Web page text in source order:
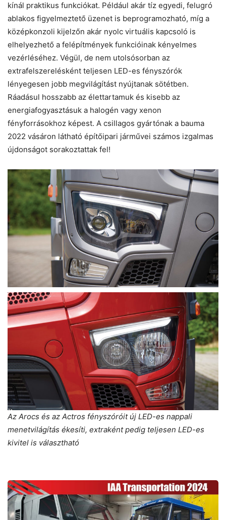
kínál praktikus funkciókat. Például akár tíz egyedi, felugró
ablakos figyelmeztető üzenet is beprogramozható, míg a
középkonzoli kijelzőn akár nyolc virtuális kapcsoló is
elhelyezhető a felépítmények funkcióinak kényelmes
vezérléséhez. Végül, de nem utolsósorban az
extrafelszerelésként teljesen LED-es fényszórók
lényegesen jobb megvilágítást nyújtanak sötétben.
Ráadásul hosszabb az élettartamuk és kisebb az
energiafogyasztásuk a halogén vagy xenon
fényforrásokhoz képest. A csillagos gyártónak a bauma
2022 vásáron látható építőipari járművei számos izgalmas
újdonságot sorakoztattak fel!
Az Arocs és az Actros fényszóróit új LED-es nappali
menetvilágítás ékesíti, extraként pedig teljesen LED-es
kivitel is választható
IAA
Transportation,
3.